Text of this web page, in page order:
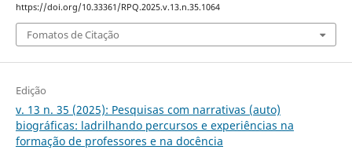
https://doi.org/10.33361/RPQ.2025.v.13.n.35.1064
Fomatos de Citação
Edição
v. 13 n. 35 (2025): Pesquisas com narrativas (auto)
biográficas: ladrilhando percursos e experiências na
formação de professores e na docência